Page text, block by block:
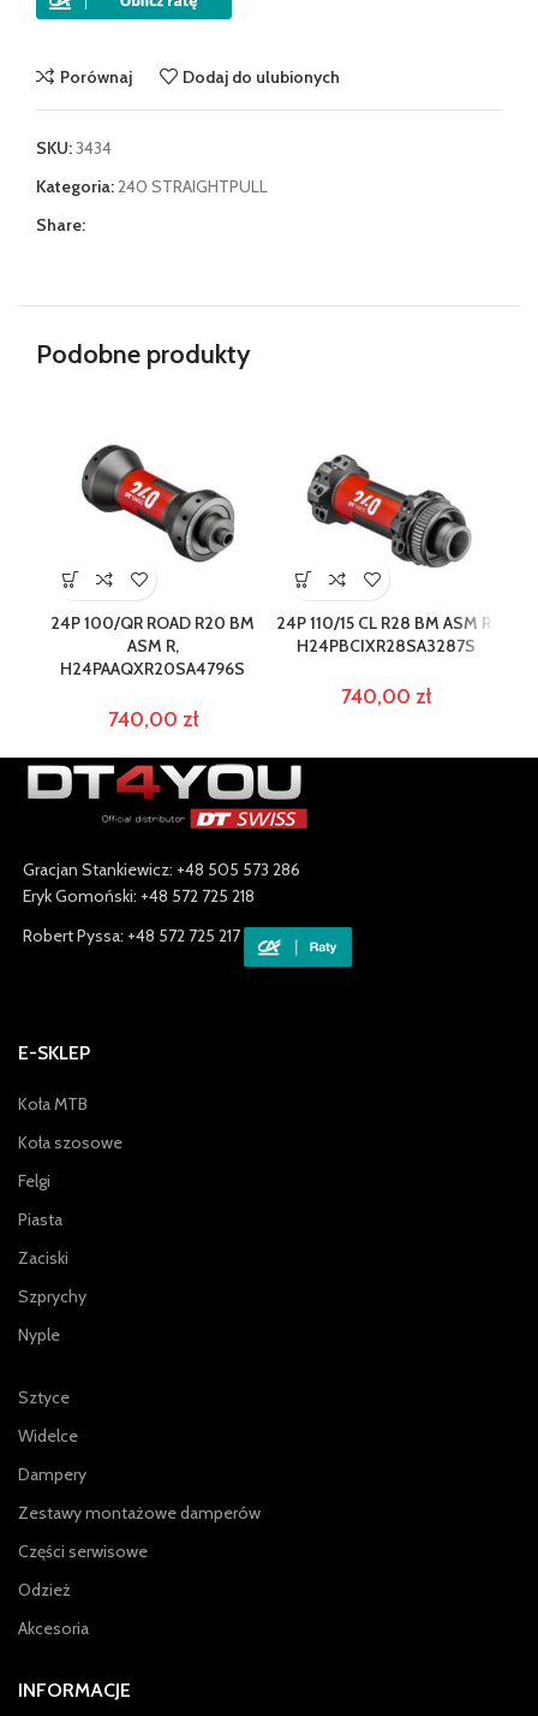
Porównaj Dodaj do ulubionych
SKU:3434
Kategoria:240 STRAIGHTPULL
Share:
Podobne produkty
24P 100/QR ROAD R20 BM
ASM R,
H24PAAQXR20SA4796S
740,00 zł
24P 110/15 CL R28 BM ASM R,
H24PBCIXR28SA3287S
740,00 zł
Gracjan Stankiewicz: +48 505 573 286
Eryk Gomoński: +48 572 725 218
Robert Pyssa: +48 572 725 217
E-SKLEP
Koła MTB
Koła szosowe
Felgi
Piasta
Zaciski
Szprychy
Nyple
Sztyce
Widelce
Dampery
Zestawy montażowe damperów
Części serwisowe
Odzież
Akcesoria
INFORMACJE